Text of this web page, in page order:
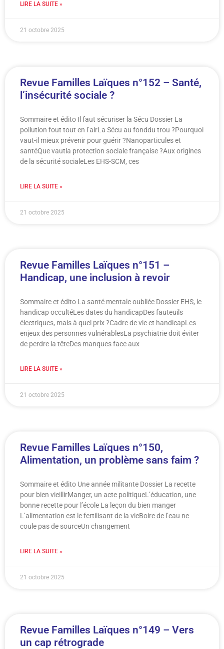
LIRE LA SUITE »
21 octobre 2025
Revue Familles Laïques n°152 – Santé,
l’insécurité sociale ?
Sommaire et édito Il faut sécuriser la Sécu Dossier La
pollution fout tout en l’airLa Sécu au fonddu trou ?Pourquoi
vaut-il mieux prévenir pour guérir ?Nanoparticules et
santéQue vautla protection sociale française ?Aux origines
de la sécurité socialeLes EHS-SCM, ces
LIRE LA SUITE »
21 octobre 2025
Revue Familles Laïques n°151 –
Handicap, une inclusion à revoir
Sommaire et édito La santé mentale oubliée Dossier EHS, le
handicap occultéLes dates du handicapDes fauteuils
électriques, mais à quel prix ?Cadre de vie et handicapLes
enjeux des personnes vulnérablesLa psychiatrie doit éviter
de perdre la têteDes manques face aux
LIRE LA SUITE »
21 octobre 2025
Revue Familles Laïques n°150,
Alimentation, un problème sans faim ?
Sommaire et édito Une année militante Dossier La recette
pour bien vieillirManger, un acte politiqueL’éducation, une
bonne recette pour l’école La leçon du bien manger
L’alimentation est le fertilisant de la vieBoire de l’eau ne
coule pas de sourceUn changement
LIRE LA SUITE »
21 octobre 2025
Revue Familles Laïques n°149 – Vers
un cap rétrograde